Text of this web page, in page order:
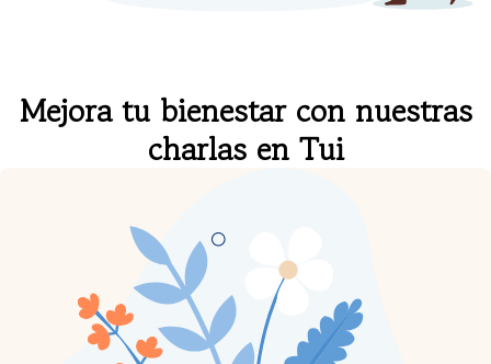
Mejora tu bienestar con nuestras
charlas en Tui